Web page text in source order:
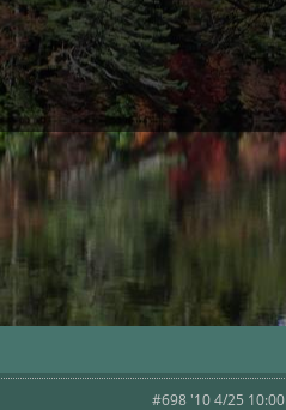
#698 '10 4/25 10:00